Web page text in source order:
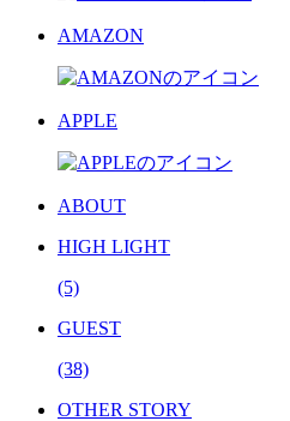
AMAZON
APPLE
ABOUT
HIGH LIGHT
(5)
GUEST
(38)
OTHER STORY